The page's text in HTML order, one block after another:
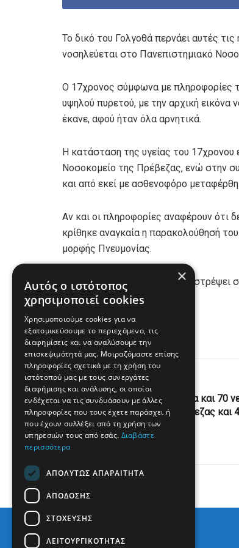
Το δικό του Γολγοθά περνάει αυτές
νοσηλεύεται στο Πανεπιστημιακό
Ο 17χρονος σύμφωνα με πληροφορίες
υψηλού πυρετού, με την αρχική εικόνα
έκανε, αφού ήταν όλα αρνητικά.
Η κατάσταση της υγείας του 17χρονου
Νοσοκομείο της Πρέβεζας, ενώ στην
και από εκεί με ασθενοφόρο
Αν και οι πληροφορίες αναφέρουν ότι
κρίθηκε αναγκαία η παρακολούθησή
μορφής Πνευμονίας.
Ευχόμαστε ο 17χρονος να επιστρέψει
Previous Post
Κορονοϊός: 588 κρούσματα και 70
στην Ελλάδα – 2 Π.Ε Πρέβεζας και
Ιωαννίνων
×
Αυτός ο ιστότοπος
χρησιμοποιεί cookies
Χρησιμοποιούμε cookies για να
εξατομικεύσουμε το περιεχόμενο, τις
διαφημίσεις και να αναλύσουμε την
επισκεψιμότητά μας. Μοιραζόμαστε επίσης
πληροφορίες σχετικά με τη χρήση του
ιστότοπού μας με τους συνεργάτες
διαφήμισης και ανάλυσης, οι οποίοι
ενδέχεται να τις συνδυάσουν με άλλες
πληροφορίες που τους έχετε παράσχει ή
που έχουν συλλέξει από τη χρήση των
υπηρεσιών τους από εσάς. Διαβάστε
περισσότερα
ΑΠΟΛΎΤΩΣ ΑΠΑΡΑΊΤΗΤΑ
ΑΠΌΔΟΣΗΣ
ΣΤΌΧΕΥΣΗΣ
ΛΕΙΤΟΥΡΓΙΚΌΤΗΤΑΣ